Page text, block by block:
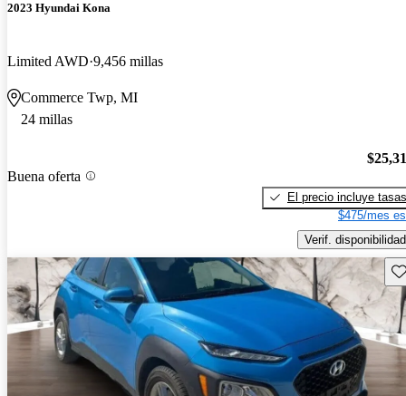
2023 Hyundai Kona
Limited AWD 9,456 millas
Commerce Twp, MI
24 millas
Buena oferta
El precio incluye tasas
$475/mes
Verif. disponibilidad